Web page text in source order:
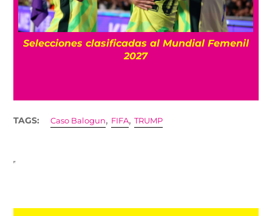
¿Nuevo nombre para el Paso de Cortés?
Sheinbaum propone llamarlo “Paso de los
TAGS: Caso Balogun, FIFA,TRUMP